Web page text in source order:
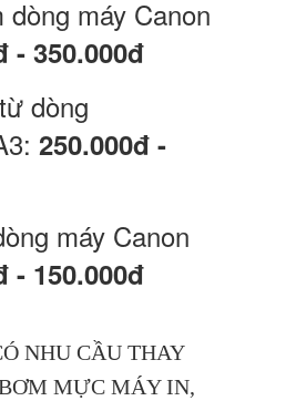
dòng máy Canon
- 350.000đ
dòng
250.000đ -
máy Canon
- 150.000đ
NHU CẦU THAY
MỰC MÁY IN,